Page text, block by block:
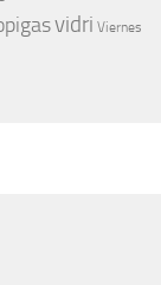
vidri Viernes